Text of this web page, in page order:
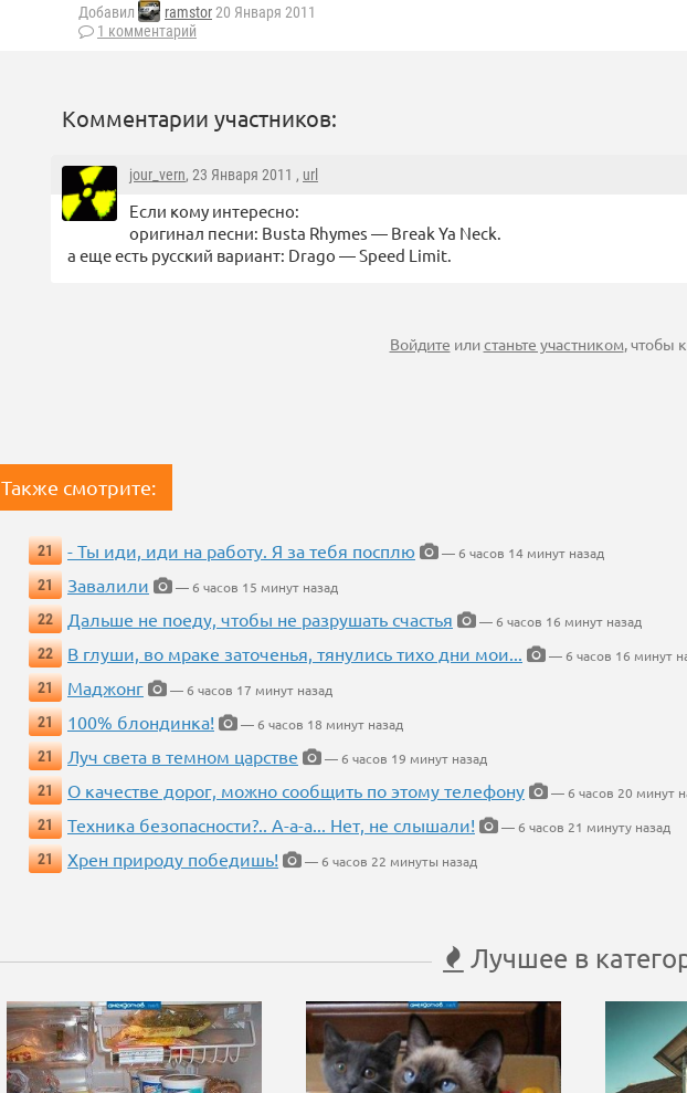
Добавил ramstor20 Января 2011
1 комментарий
Комментарии участников:
jour_vern, 23 Января 2011 , url
Если кому интересно:
оригинал песни: Busta Rhymes — Break Ya Neck.
а еще есть русский вариант: Drago — Speed Limit.
Войдите илистаньте участником, чтобы
Также смотрите:
21 - Ты иди, иди на работу. Я за тебя посплю
— 6 часов 14 минут назад
21
Завалили
— 6 часов 15 минут назад
22
Дальше не поеду, чтобы не разрушать счастья
— 6 часов 16 минут назад
22
В глуши, во мраке заточенья, тянулись тихо дни мои...
— 6 часов 16 минут
21
Маджонг
— 6 часов 17 минут назад
21
100% блондинка!
— 6 часов 18 минут назад
21
Луч света в темном царстве
— 6 часов 19 минут назад
21
О качестве дорог, можно сообщить по этому телефону
— 6 часов 20 минут
21
Техника безопасности?.. А-а-а... Нет, не слышали!
— 6 часов 21 минуту назад
21
Хрен природу победишь! — 6 часов 22 минуты назад
Лучшее в